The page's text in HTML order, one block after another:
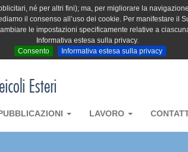
né per altri fini); ma, per migliorare la
il consenso all’uso dei cookie. Per manifestare il
le impostazioni specificamente relative a
Informativa estesa sulla privacy.
Consento
Informativa estesa sulla privacy
LAVORO